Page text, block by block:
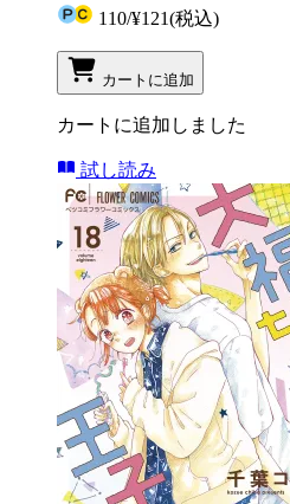
110/¥121(税込)
カートに追加
カートに追加しました
試し読み